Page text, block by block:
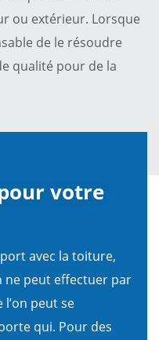
ou extérieur. Lorsque
de le résoudre
qualité pour de la
votre
avec la toiture,
ne peut effectuer par
peut se
qui. Pour des